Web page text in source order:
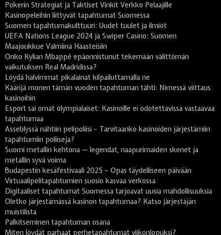
Pokerin Strategiat ja Taktiset Vinkit Verkko Pelaajille
Kasinopeleihin liittyvät tapahtumat Suomessa
Suomen tapahtumakulttuuri: Uudet tuulet ja ilmiöt
UEFA Nations League 2024 ja Swiper Casino: Suomen
Maajoukkue Valmiina Haasteisiin
Onko Kylian Mbappé epäonnistunut tekemään välittömän
vaikutuksen Real Madridissa?
Löydä halvimmat pikalainat kilpailuttamalla ne
Käärijä monen tämän vuoden tapahtuman tähti: Nimessä viittaus
kasinoihin
Esport sai omat olympialaiset: Kasinoille ei odotettavissa vastaavaa
tapahtumaa
Asseblyssä nähtiin pelipoliisi – Tarvitaanko kasinoiden järjestämiin
tapahtumiin poliiseja?
Suomi metallin kehtona — legendat, naapurimaiden skenet ja
metallin syvä voima
Budapestin kesäfestivaali 2025 – Opas täydelliseen päivään
Virtuaalipelitapahtumien suosio kasvaa verkossa
Digitaaliset tapahtumat Suomessa tarjoavat uusia mahdollisuuksia
Oletko järjestämässä kasinon tapahtumaa? Katso järjestäjän
muistilista
Palkitseminen tapahtuman osana
Miten löydät parhaat perhetapahtumat viikonlopuksi?